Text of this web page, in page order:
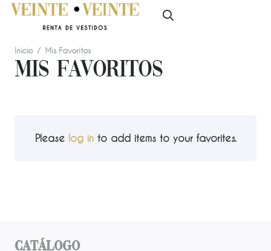
Inicio / Mis Favoritos
Mis Favoritos
Please log into add items to your favorites.
Catálogo